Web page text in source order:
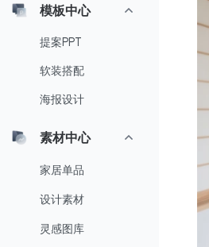
模板中心
提案PPT
软装搭配
海报设计
素材中心
家居单品
设计素材
灵感图库